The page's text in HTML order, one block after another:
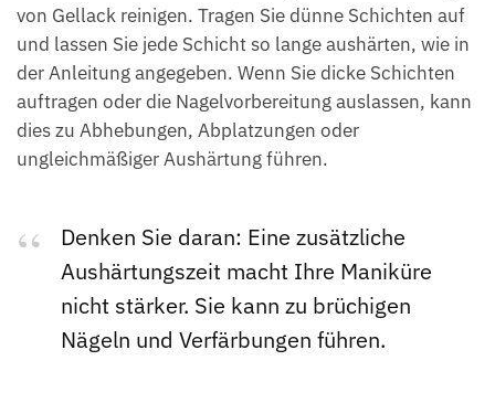
von Gellack reinigen. Tragen Sie dünne Schichten auf
und lassen Sie jede Schicht so lange aushärten, wie in
der Anleitung angegeben. Wenn Sie dicke Schichten
auftragen oder die Nagelvorbereitung auslassen, kann
dies zu Abhebungen, Abplatzungen oder
ungleichmäßiger Aushärtung führen.
Denken Sie daran: Eine zusätzliche
Aushärtungszeit macht Ihre Maniküre
nicht stärker. Sie kann zu brüchigen
Nägeln und Verfärbungen führen.